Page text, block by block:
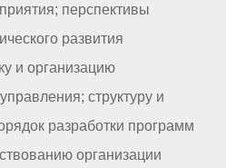
перспективы
развития
и организацию
структуру и
разработки программ
организации